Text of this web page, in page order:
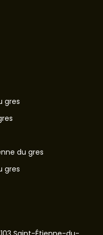
gres
du gres
gres